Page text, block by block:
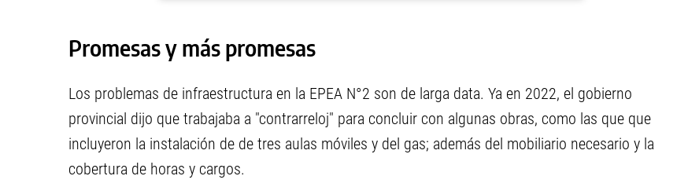
Promesas y más promesas
Los problemas de infraestructura en la EPEA N°2 son de larga data. Ya en 2022, el gobierno
provincial dijo que trabajaba a "contrarreloj" para concluir con algunas obras, como las que que
incluyeron la instalación de de tres aulas móviles y del gas; además del mobiliario necesario y la
cobertura de horas y cargos.